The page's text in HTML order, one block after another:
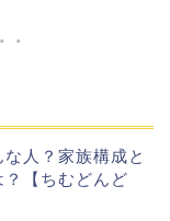
人？家族構成と
【ちむどんど